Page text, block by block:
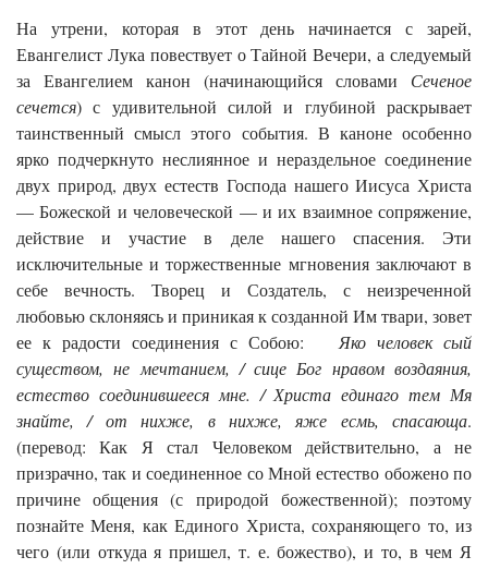
На утрени, которая в этот день начинается с зарей,
Евангелист Лука повествует о Тайной Вечери, а следуемый
за Евангелием канон (начинающийся словами Сеченое
сечется) с удивительной силой и глубиной раскрывает
таинственный смысл этого события. В каноне особенно
ярко подчеркнуто неслиянное и нераздельное соединение
двух природ, двух естеств Господа нашего Иисуса Христа
— Божеской и человеческой — и их взаимное сопряжение,
действие и участие в деле нашего спасения. Эти
исключительные и торжественные мгновения заключают в
себе вечность. Творец и Создатель, с неизреченной
любовью склоняясь и приникая к созданной Им твари, зовет
ее к радости соединения с Собою: Яко человек сый
существом, не мечтанием, / сице Бог нравом воздаяния,
естество соединившееся мне. / Христа единаго тем Мя
знайте, / от нихже, в нихже, яже есмь, спасающа.
(перевод: Как Я стал Человеком действительно, а не
призрачно, так и соединенное со Мной естество обожено по
причине общения (с природой божественной); поэтому
познайте Меня, как Единого Христа, сохраняющего то, из
чего (или откуда я пришел, т. е. божество), и то, в чем Я